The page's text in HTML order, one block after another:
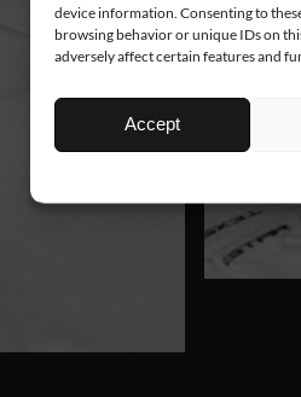
device information. Consenting to
browsing behavior or unique IDs on
adversely affect certain features and
Accept